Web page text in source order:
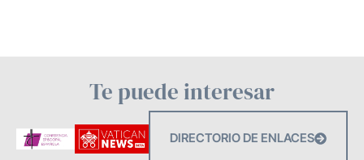
Te puede interesar
DIRECTORIO DE ENLACES